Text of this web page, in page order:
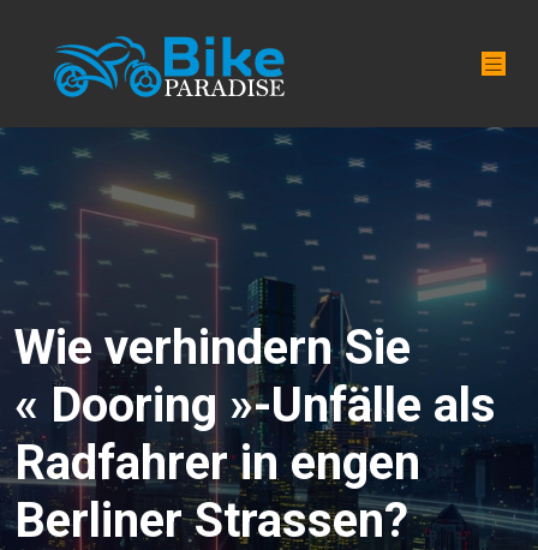
Wie verhindern Sie
« Dooring »-Unfälle als
Radfahrer in engen
Berliner Strassen?